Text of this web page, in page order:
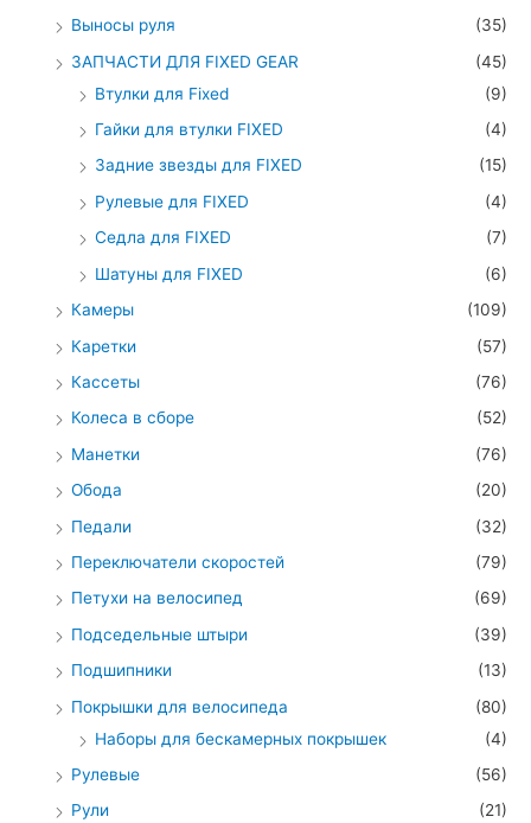
Выносы руля
(35)
ЗАПЧАСТИ ДЛЯ FIXED GEAR
(45)
Втулки для Fixed
(9)
Гайки для втулки FIXED
(4)
Задние звезды для FIXED
(15)
Рулевые для FIXED
(4)
Седла для FIXED
(7)
Шатуны для FIXED
(6)
Камеры
(109)
Каретки
(57)
Кассеты
(76)
Колеса в сборе
(52)
Манетки
(76)
Обода
(20)
Педали
(32)
Переключатели скоростей
(79)
Петухи на велосипед
(69)
Подседельные штыри
(39)
Подшипники
(13)
Покрышки для велосипеда
(80)
Наборы для бескамерных покрышек
(4)
Рулевые
(56)
Рули
(21)